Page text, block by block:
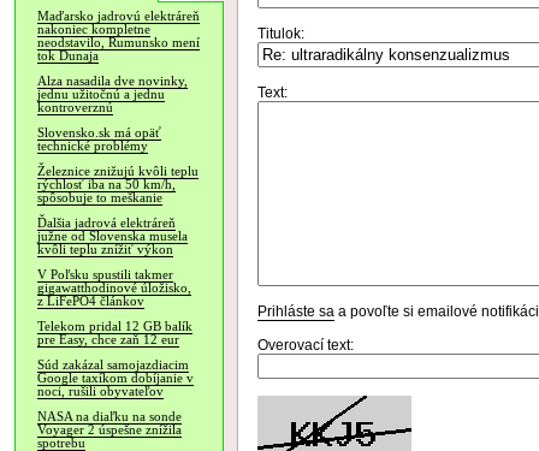
Maďarsko jadrovú elektráreň
nakoniec kompletne
neodstavilo, Rumunsko mení
tok Dunaja
Alza nasadila dve novinky,
jednu užitočnú a jednu
kontroverznú
Slovensko.sk má opäť
technické problémy
Železnice znižujú kvôli teplu
rýchlosť iba na 50 km/h,
spôsobuje to meškanie
Ďalšia jadrová elektráreň
južne od Slovenska musela
kvôli teplu znížiť výkon
V Poľsku spustili takmer
gigawatthodinové úložisko,
z LiFePO4 článkov
Telekom pridal 12 GB balík
pre Easy, chce zaň 12 eur
Súd zakázal samojazdiacim
Google taxíkom dobíjanie v
noci, rušili obyvateľov
NASA na diaľku na sonde
Voyager 2 úspešne znížila
spotrebu
Titulok:
Text:
Prihláste sa a povoľte si emailové
Overovací text: